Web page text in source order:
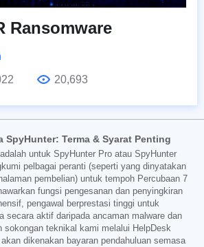
Ransomware
20,693
SpyHunter: Terma & Syarat Penting
untuk SpyHunter Pro atau SpyHunter
pelbagai peranti (seperti yang dinyatakan
pembelian) untuk tempoh Percubaan 7
fungsi pengesanan dan penyingkiran
pengawal berprestasi tinggi untuk
secara aktif daripada ancaman malware dan
sokongan teknikal kami melalui HelpDesk
dikenakan bayaran pendahuluan semasa